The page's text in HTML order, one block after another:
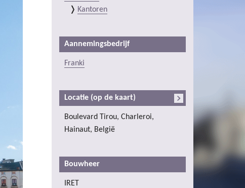
Kantoren
Aannemingsbedrijf
Franki
Locatie (op de kaart)
Boulevard Tirou, Charleroi,
Hainaut, België
Bouwheer
IRET